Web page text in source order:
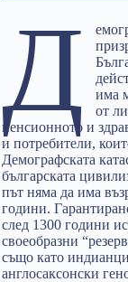
Д
има
от
пенсионното и
и потребители,
Демографската
българската
път няма да има
години.
след 1300 години
своеобразни
също като
англосаксонски